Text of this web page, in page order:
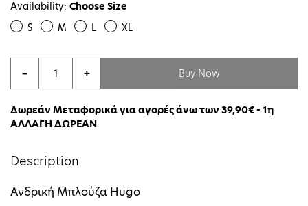
Availability: Choose Size
S M L XL
− + Buy Now
Δωρεάν Μεταφορικά για αγορές άνω των 39,90€ - 1η
ΑΛΛΑΓΗ ΔΩΡΕΑΝ
Description
Ανδρική Μπλούζα Hugo